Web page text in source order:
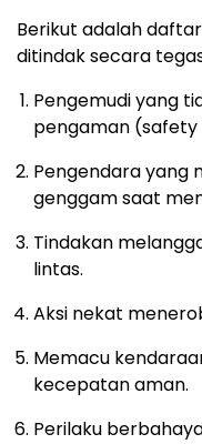
Berikut adalah
ditindak secara
Pengemudi yang
pengaman
Pengendara yang
genggam saat
Tindakan
lintas.
Aksi nekat
Memacu
kecepatan aman.
Perilaku